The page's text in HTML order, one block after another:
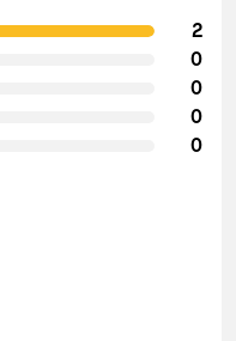
2
0
0
0
0